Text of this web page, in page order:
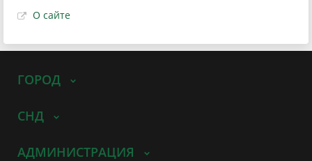
О сайте
ГОРОД
СНД
АДМИНИСТРАЦИЯ